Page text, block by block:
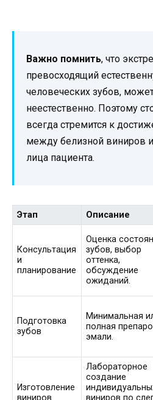
Важно помнить, что
превосходящий
человеческих зубов,
неестественно. Поэтому
всегда стремится к
между белизной виниров
лица пациента.
Этап Описание
Консультация
и
планирование
Оценка
зубов, выбор
оттенка,
обсуждение
ожиданий.
Подготовка
зубов
Минимальная
полная
эмали.
Изготовление
Лабораторное
создание